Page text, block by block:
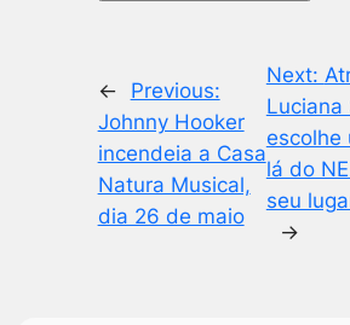
←
Previous:
Johnny Hooker
incendeia a Casa
Natura Musical,
dia 26 de maio
Next:
Luciana
escolhe
lá do
seu
→